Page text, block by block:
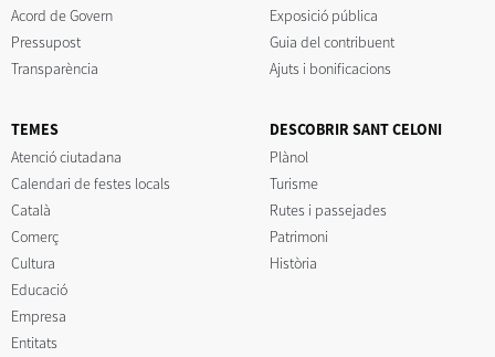
Acord de Govern
Pressupost
Transparència
Exposició pública
Guia del contribuent
Ajuts i bonificacions
TEMES
Atenció ciutadana
Calendari de festes locals
Català
Comerç
Cultura
Educació
Empresa
Entitats
DESCOBRIR SANT CELONI
Plànol
Turisme
Rutes i passejades
Patrimoni
Història